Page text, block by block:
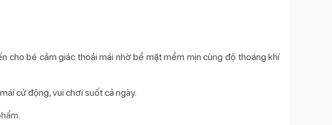
cho bé cảm giác thoải mái nhờ bề mặt mềm mịn cùng độ thoáng khí
cử động, vui chơi suốt cả ngày.